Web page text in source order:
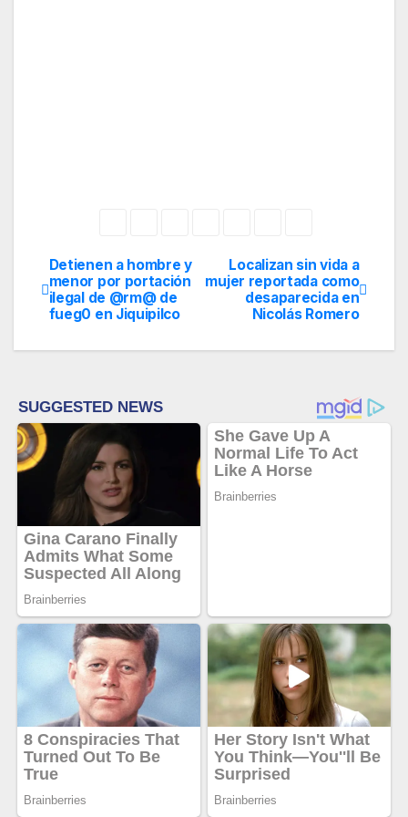
Navegación
de
entradas
Localizan sin vida a
mujer reportada como
desaparecida en
Nicolás Romero
Detienen a hombre y
menor por portación
ilegal de @rm@ de
fueg0 en Jiquipilco